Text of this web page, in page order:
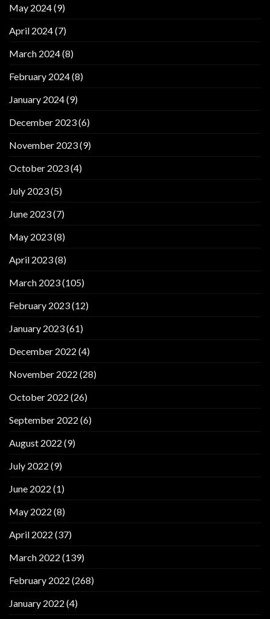
May 2024(9)
April 2024(7)
March 2024(8)
February 2024(8)
January 2024(9)
December 2023(6)
November 2023(9)
October 2023(4)
July 2023(5)
June 2023(7)
May 2023(8)
April 2023(8)
March 2023(105)
February 2023(12)
January 2023(61)
December 2022 (4)
November 2022 (28)
October 2022 (26)
September 2022 (6)
August 2022 (9)
July 2022 (9)
June 2022 (1)
May 2022 (8)
April 2022 (37)
March 2022 (139)
February 2022 (268)
January 2022 (4)